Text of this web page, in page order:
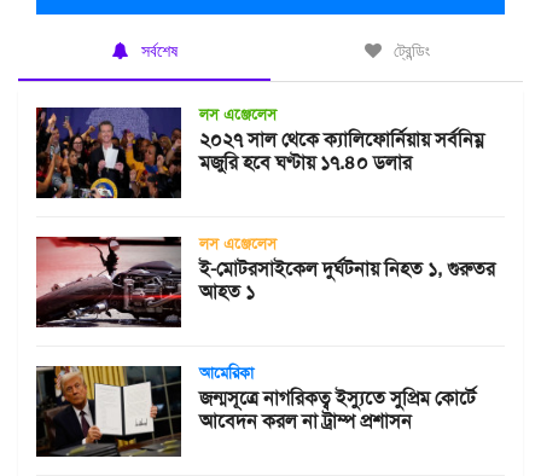
সর্বশেষ ট্রেন্ডিং
লস এঞ্জেলেস
২০২৭ সাল থেকে ক্যালিফোর্নিয়ায় সর্বনিম্ন
মজুরি হবে ঘণ্টায় ১৭.৪০ ডলার
লস এঞ্জেলেস
ই-মোটরসাইকেল দুর্ঘটনায় নিহত ১, গুরুতর
আহত ১
আমেরিকা
জন্মসূত্রে নাগরিকত্ব ইস্যুতে সুপ্রিম কোর্টে
আবেদন করল না ট্রাম্প প্রশাসন